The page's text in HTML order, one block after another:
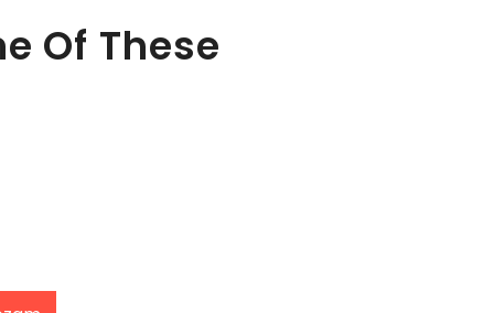
Of These